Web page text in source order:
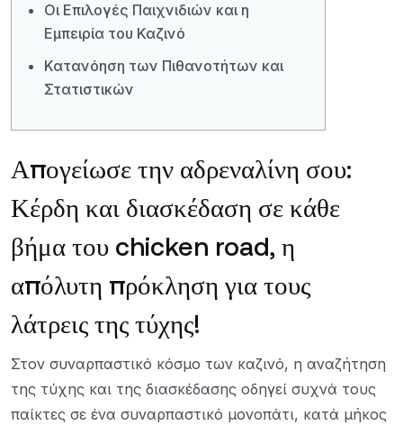
Οι Επιλογές Παιχνιδιών και η
Εμπειρία του Καζινό
Κατανόηση των Πιθανοτήτων και
Στατιστικών
Απογείωσε την αδρεναλίνη σου:
Κέρδη και διασκέδαση σε κάθε
βήμα του chicken road, η
απόλυτη πρόκληση για τους
λάτρεις της τύχης!
Στον συναρπαστικό κόσμο των καζινό, η αναζήτηση
της τύχης και της διασκέδασης οδηγεί συχνά τους
παίκτες σε ένα συναρπαστικό μονοπάτι, κατά μήκος